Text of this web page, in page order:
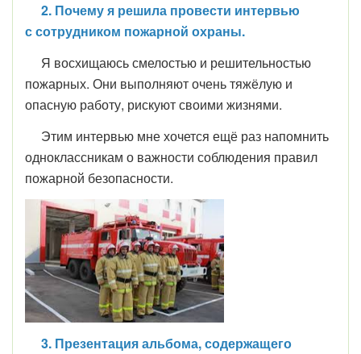
2. Почему я решила провести интервью
с сотрудником пожарной охраны.
Я восхищаюсь смелостью и решительностью
пожарных. Они выполняют очень тяжёлую и
опасную работу, рискуют своими жизнями.
Этим интервью мне хочется ещё раз напомнить
одноклассникам о важности соблюдения правил
пожарной безопасности.
3. Презентация альбома, содержащего